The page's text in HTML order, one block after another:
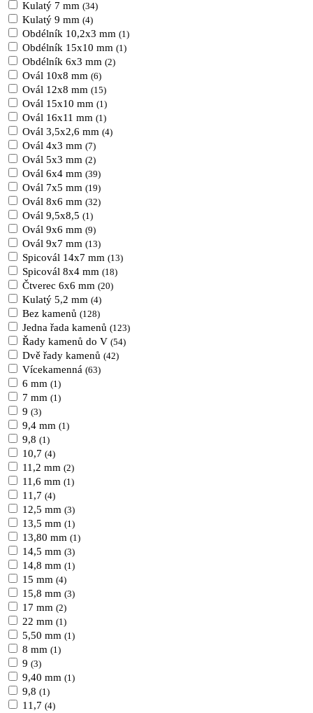
Kulatý 7 mm (34)
Kulatý 9 mm (4)
Obdélník 10,2x3 mm (1)
Obdélník 15x10 mm (1)
Obdélník 6x3 mm (2)
Ovál 10x8 mm (6)
Ovál 12x8 mm (15)
Ovál 15x10 mm (1)
Ovál 16x11 mm (1)
Ovál 3,5x2,6 mm (4)
Ovál 4x3 mm (7)
Ovál 5x3 mm (2)
Ovál 6x4 mm (39)
Ovál 7x5 mm (19)
Ovál 8x6 mm (32)
Ovál 9,5x8,5 (1)
Ovál 9x6 mm (9)
Ovál 9x7 mm (13)
Spicovál 14x7 mm (13)
Spicovál 8x4 mm (18)
Čtverec 6x6 mm (20)
Kulatý 5,2 mm (4)
Bez kamenů (128)
Jedna řada kamenů (123)
Řady kamenů do V (54)
Dvě řady kamenů (42)
Vícekamenná (63)
6 mm (1)
7 mm (1)
9 (3)
9,4 mm (1)
9,8 (1)
10,7 (4)
11,2 mm (2)
11,6 mm (1)
11,7 (4)
12,5 mm (3)
13,5 mm (1)
13,80 mm (1)
14,5 mm (3)
14,8 mm (1)
15 mm (4)
15,8 mm (3)
17 mm (2)
22 mm (1)
5,50 mm (1)
8 mm (1)
9 (3)
9,40 mm (1)
9,8 (1)
11,7 (4)